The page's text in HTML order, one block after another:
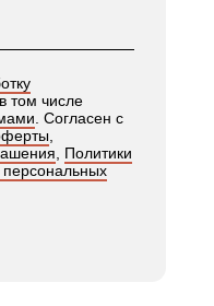
том числе
. Согласен с
Политики